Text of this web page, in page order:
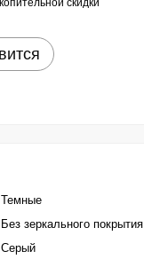
Темные
Без зеркального покрытия
Серый